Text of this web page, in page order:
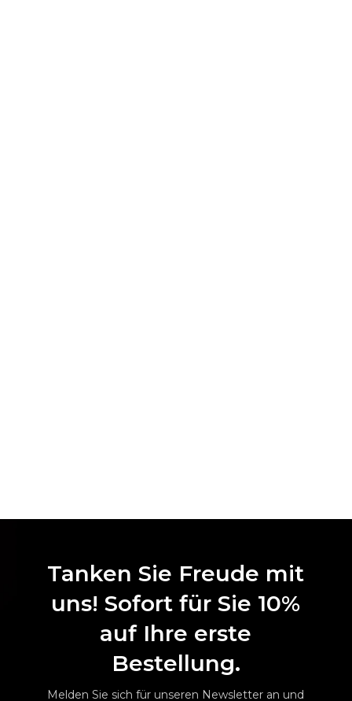
Tanken Sie Freude mit
uns! Sofort für Sie 10%
auf Ihre erste
Bestellung.
Melden Sie sich für unseren Newsletter an und